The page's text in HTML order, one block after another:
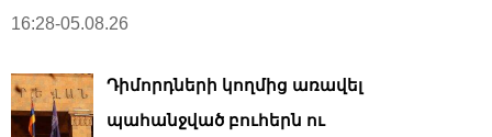
16:28-05.08.26
Դիմորդների կողմից առավել
պահանջված բուհերն ու